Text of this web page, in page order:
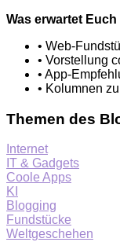
Was erwartet Euch
• Web-
• Vorstellung
• App-
• Kolumnen
Themen des
Internet
IT & Gadgets
Coole Apps
KI
Blogging
Fundstücke
Weltgeschehen